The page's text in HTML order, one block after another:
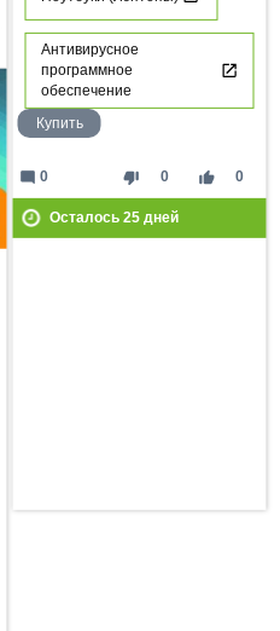
Антивирусное
программное
обеспечение
Купить
thumb_down 0 thumb_up 0
mode_comment 0
Осталось 25дней